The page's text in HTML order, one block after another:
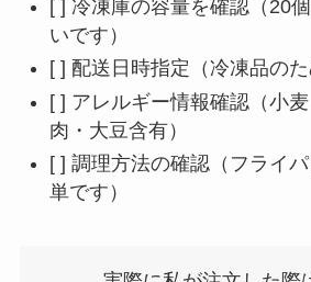
[ ] 冷凍庫の容量を確認（20
いです）
[ ] 配送日時指定（冷凍品のた
[ ] アレルギー情報確認（小
肉・大豆含有）
[ ] 調理方法の確認（フライ
単です）